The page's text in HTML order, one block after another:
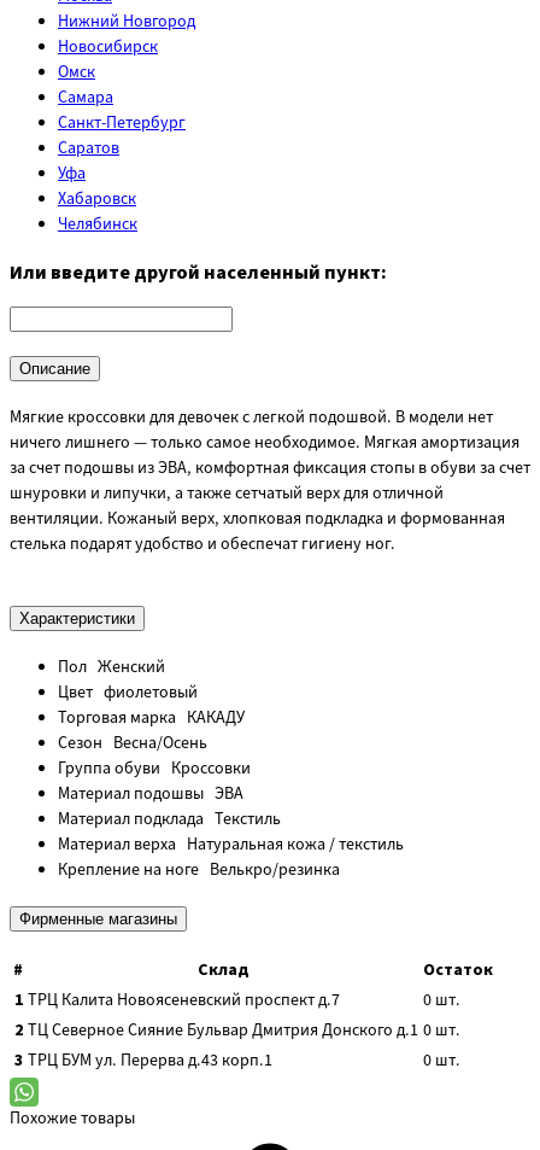
Нижний Новгород
Новосибирск
Омск
Самара
Санкт-Петербург
Саратов
Уфа
Хабаровск
Челябинск
Или введите другой населенный пункт:
Описание
Мягкие кроссовки для девочек с легкой подошвой. В модели нет
ничего лишнего — только самое необходимое. Мягкая амортизация
за счет подошвы из ЭВА, комфортная фиксация стопы в обуви за счет
шнуровки и липучки, а также сетчатый верх для отличной
вентиляции. Кожаный верх, хлопковая подкладка и формованная
стелька подарят удобство и обеспечат гигиену ног.
Характеристики
Пол Женский
Цвет фиолетовый
Торговая марка КАКАДУ
Сезон Весна/Осень
Группа обуви Кроссовки
Материал подошвы ЭВА
Материал подклада Текстиль
Материал верха Натуральная кожа / текстиль
Крепление на ноге Велькро/резинка
Фирменные магазины
# Склад
Остаток
1 ТРЦ Калита Новоясеневский проспект д.7 0 шт.
2 ТЦ Северное Сияние Бульвар Дмитрия Донского д.1 0 шт.
3 ТРЦ БУМ ул. Перерва д.43 корп.1 0 шт.
Похожие товары